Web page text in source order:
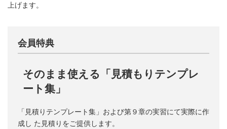
上げます。
会員特典
そのまま使える「見積もりテンプレ
ート集」
「見積りテンプレート集」および第９章の実習にて実際に作
成し た見積りをご提供します。